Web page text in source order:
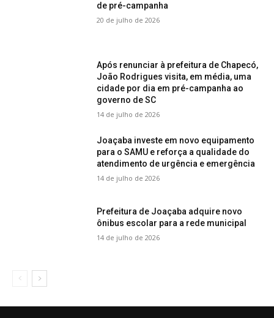
de pré-campanha
20 de julho de 2026
Após renunciar à prefeitura de Chapecó,
João Rodrigues visita, em média, uma
cidade por dia em pré-campanha ao
governo de SC
14 de julho de 2026
Joaçaba investe em novo equipamento
para o SAMU e reforça a qualidade do
atendimento de urgência e emergência
14 de julho de 2026
Prefeitura de Joaçaba adquire novo
ônibus escolar para a rede municipal
14 de julho de 2026